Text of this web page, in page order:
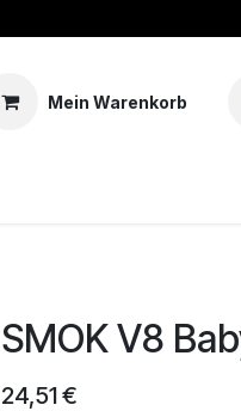
Mein Warenkorb
SMOK V8
24,51€